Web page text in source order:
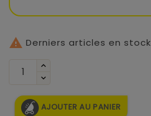
 Derniers articles en stock
AJOUTER AU PANIER